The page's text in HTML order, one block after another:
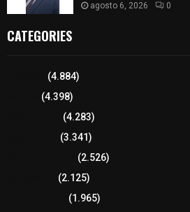
agosto 6, 2026 0
CATEGORIES
(4.884)
(4.398)
(4.283)
(3.341)
(2.526)
(2.125)
(1.965)